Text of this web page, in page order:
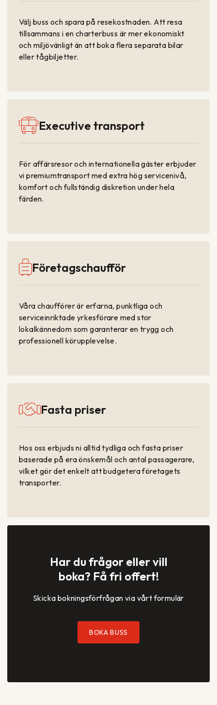
Välj buss och spara på resekostnaden. Att resa
tillsammans i en charterbuss är mer ekonomiskt
och miljövänligt än att boka flera separata bilar
eller tågbiljetter.
Executive transport
För affärsresor och internationella gäster erbjuder
vi premiumtransport med extra hög servicenivå,
komfort och fullständig diskretion under hela
färden.
Företagschaufför
Våra chaufförer är erfarna, punktliga och
serviceinriktade yrkesförare med stor
lokalkännedom som garanterar en trygg och
professionell körupplevelse.
Fasta priser
Hos oss erbjuds ni alltid tydliga och fasta priser
baserade på era önskemål och antal passagerare,
vilket gör det enkelt att budgetera företagets
transporter.
Har du frågor eller vill
boka? Få fri offert!
Skicka bokningsförfrågan via vårt formulär
BOKA BUSS